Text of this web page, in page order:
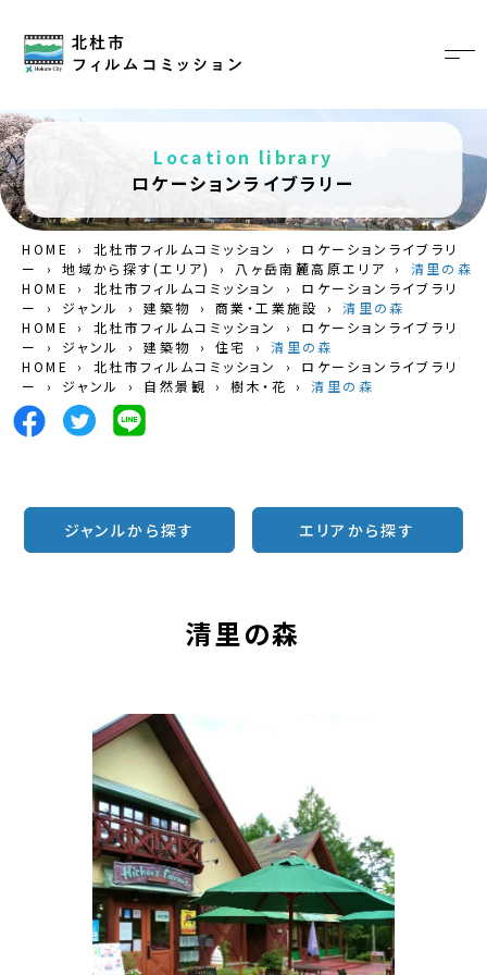
Location library
ロケーションライブラリー
HOME › 北杜市フィルムコミッション ›
ロケーションライブラリ
ー
› 地域から探す(エリア) › 八ヶ岳南麓高原エリア ›
清里の森
HOME
› 北杜市フィルムコミッション ›
ロケーションライブラリ
ー
› ジャンル › 建築物 › 商業・工業施設 ›
清里の森
HOME
› 北杜市フィルムコミッション ›
ロケーションライブラリ
ー
› ジャンル › 建築物 › 住宅 ›
清里の森
HOME
› 北杜市フィルムコミッション ›
ロケーションライブラリ
ー
› ジャンル › 自然景観 › 樹木・花 › 清里の森
ジャンルから探す エリアから探す
清里の森